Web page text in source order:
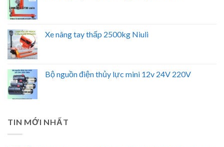
Xe nâng tay thấp 2500kg Niuli
Bộ nguồn điện thủy lực mini 12v 24V 220V
TIN MỚI NHẤT